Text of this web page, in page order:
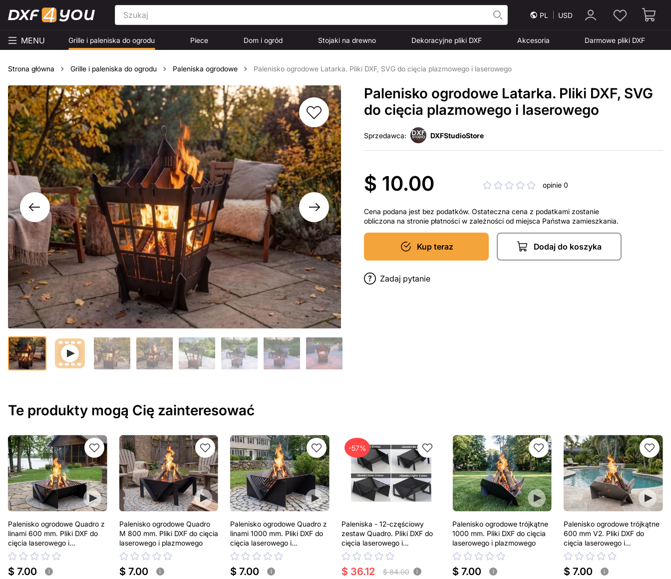
PL USD
MENU Grille i paleniska do ogrodu Piece Dom i ogród Stojaki na drewno Dekoracyjne pliki DXF Akcesoria Darmowe pliki DXF
Strona główna Grille i paleniska do ogrodu Paleniska ogrodowe Palenisko ogrodowe Latarka. Pliki DXF, SVG do cięcia plazmowego i laserowego
Palenisko ogrodowe Latarka. Pliki DXF, SVG
do cięcia plazmowego i laserowego
Sprzedawca: DXFStudioStore
$ 10.00 opinie 0
Cena podana jest bez podatków. Ostateczna cena z podatkami zostanie
obliczona na stronie płatności w zależności od miejsca Państwa zamieszkania.
Kup teraz Dodaj do koszyka
Zadaj pytanie
Te produkty mogą Cię zainteresować
Palenisko ogrodowe Quadro z
linami 600 mm. Pliki DXF do
cięcia laserowego i
plazmowego
$ 7.00 i
Palenisko ogrodowe Quadro
M 800 mm. Pliki DXF do cięcia
laserowego i plazmowego
$ 7.00 i
Palenisko ogrodowe Quadro z
linami 1000 mm. Pliki DXF do
cięcia laserowego i
plazmowego
$ 7.00 i
-57%
Paleniska - 12-częściowy
zestaw Quadro. Pliki DXF do
cięcia laserowego i
plazmowego
$ 36.12 $ 84.00 i
Palenisko ogrodowe trójkątne
1000 mm. Pliki DXF do cięcia
laserowego i plazmowego
$ 7.00 i
Palenisko ogrodowe trójkątne
600 mm V2. Pliki DXF do
cięcia laserowego i
plazmowego
$ 7.00 i